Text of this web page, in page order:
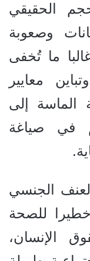
الحقيقي
وصعوبة
ما تُخفى
معايير
الماسة إلى
في صياغة
الجنسي
للصحة
الإنسان،